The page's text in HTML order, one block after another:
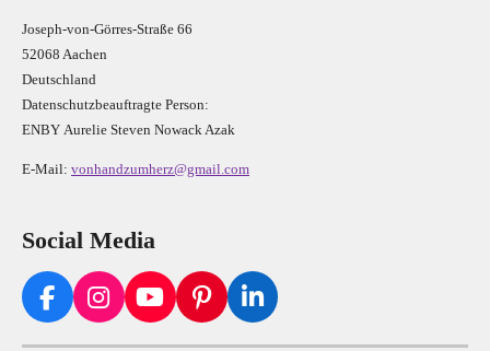
Joseph-von-Görres-Straße 66
52068 Aachen
Deutschland
Datenschutzbeauftragte Person:
ENBY Aurelie Steven Nowack Azak
E-Mail: vonhandzumherz@gmail.com
Social Media
F
I
Y
P
L